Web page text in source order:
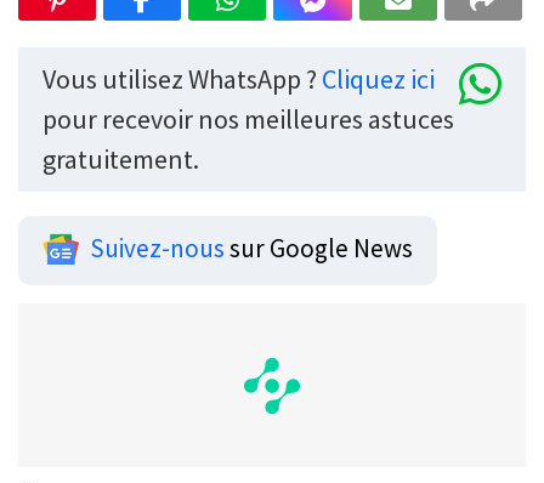
Vous utilisez WhatsApp ? Cliquez ici
pour recevoir nos meilleures astuces
gratuitement.
Suivez-noussur Google News